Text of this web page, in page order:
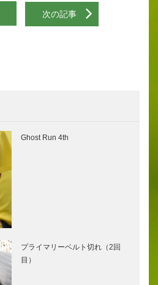
次の記事
Ghost Run 4th
プライマリーベルト切れ（2回
目）